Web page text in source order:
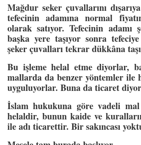
Mağdur seker çuvallarını
tefecinin adamına normal
olarak satıyor. Tefecinin adamı
başka yere taşıyor sonra
şeker çuvalları tekrar dükkâna
Bu işleme helal etme diyorlar,
mallarda da benzer yöntemler ile
uyguluyorlar. Buna da ticaret
İslam hukukuna göre vadeli
helaldir, bunun kaide ve
ile adı ticarettir. Bir sakıncası